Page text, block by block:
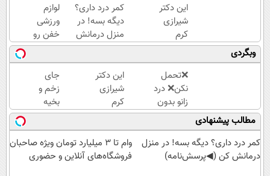
این دکتر
شیرازی
کرم
ترمیم
زخم
ایرانی را
ساخت!!!
کمر درد داری؟
دیگه بسه! در
منزل درمانش
کن
(◀پرسش‌نامه)
لوازم
ورزشی
خفن رو
اقساطی
بخر!
وبگردی
❌تحمل
نکن❌ درد
زانو بدون
قرص
درمان
میشه
(پرسشنامه
این دکتر
شیرازی
کرم
ترمیم
زخم
ایرانی را
ساخت!!!
جای
زخم و
بخیه
داری؟؟
3
هفته‌ای
محوش
مطالب پیشنهادی
کمر درد داری؟ دیگه بسه! در منزل
درمانش کن (◀پرسش‌نامه)
وام تا ۳ میلیارد تومان ویژه صاحبان
فروشگاه‌های آنلاین و حضوری